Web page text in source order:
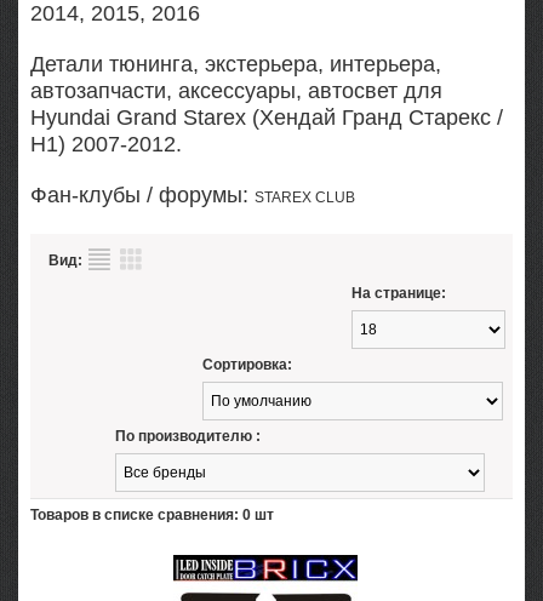
2014, 2015, 2016
Детали тюнинга, экстерьера, интерьера,
автозапчасти, аксессуары, автосвет для
Hyundai Grand Starex (Хендай Гранд Старекс /
H1) 2007-2012.
Фан-клубы / форумы: STAREX CLUB
Вид:
На странице:
Сортировка:
По производителю :
Товаров в списке сравнения: 0 шт